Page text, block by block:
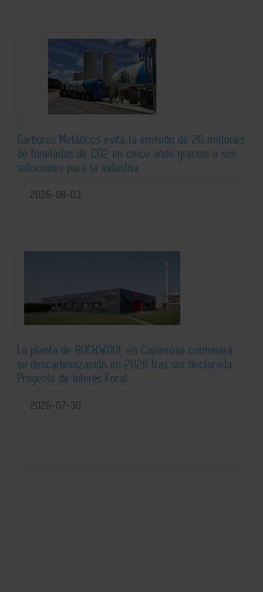
Carburos Metálicos evita la emisión de 26 millones
de toneladas de CO2 en cinco años gracias a sus
soluciones para la industria
2026-08-03
La planta de ROCKWOOL en Caparroso culminará
su descarbonización en 2028 tras ser declarada
Proyecto de Interés Foral
2026-07-30